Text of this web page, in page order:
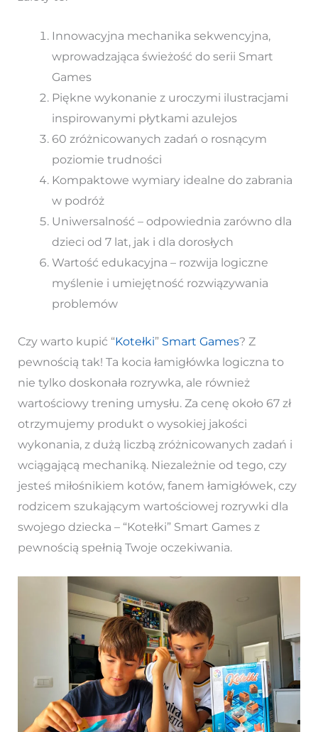
Innowacyjna mechanika sekwencyjna,
wprowadzająca świeżość do serii Smart
Games
Piękne wykonanie z uroczymi ilustracjami
inspirowanymi płytkami azulejos
60 zróżnicowanych zadań o rosnącym
poziomie trudności
Kompaktowe wymiary idealne do zabrania
w podróż
Uniwersalność – odpowiednia zarówno dla
dzieci od 7 lat, jak i dla dorosłych
Wartość edukacyjna – rozwija logiczne
myślenie i umiejętność rozwiązywania
problemów
Czy warto kupić “Kotełki” Smart Games? Z
pewnością tak! Ta kocia łamigłówka logiczna to
nie tylko doskonała rozrywka, ale również
wartościowy trening umysłu. Za cenę około 67 zł
otrzymujemy produkt o wysokiej jakości
wykonania, z dużą liczbą zróżnicowanych zadań i
wciągającą mechaniką. Niezależnie od tego, czy
jesteś miłośnikiem kotów, fanem łamigłówek, czy
rodzicem szukającym wartościowej rozrywki dla
swojego dziecka – “Kotełki” Smart Games z
pewnością spełnią Twoje oczekiwania.